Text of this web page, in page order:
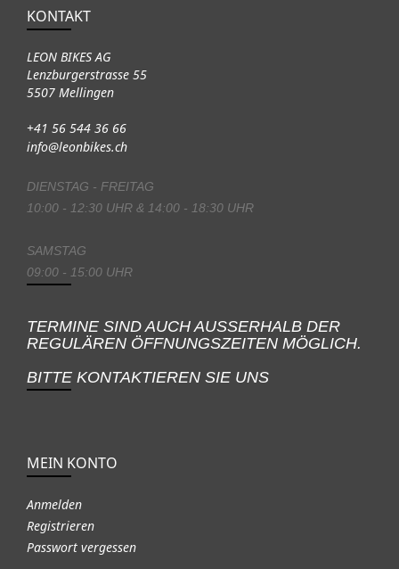
KONTAKT
LEON BIKES AG
Lenzburgerstrasse 55
5507 Mellingen
+41 56 544 36 66
info@leonbikes.ch
DIENSTAG - FREITAG
10:00 - 12:30 UHR & 14:00 - 18:30 UHR
SAMSTAG
09:00 - 15:00 UHR
TERMINE SIND AUCH AUSSERHALB DER
REGULÄREN ÖFFNUNGSZEITEN MÖGLICH.
BITTE KONTAKTIEREN SIE UNS
MEIN KONTO
Anmelden
Registrieren
Passwort vergessen